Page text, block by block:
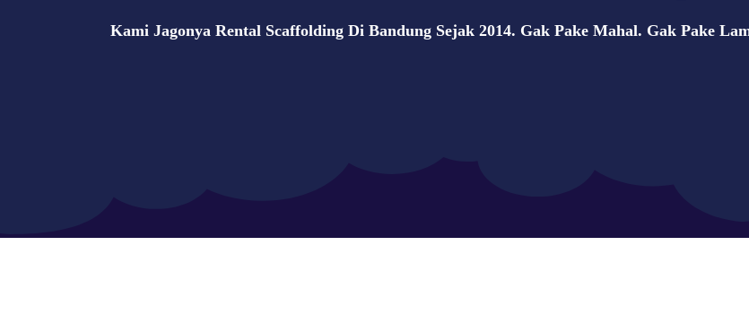
Kami Jagonya Rental Scaffolding Di Bandung Sejak 2014. Gak Pake Mahal. Gak Pake